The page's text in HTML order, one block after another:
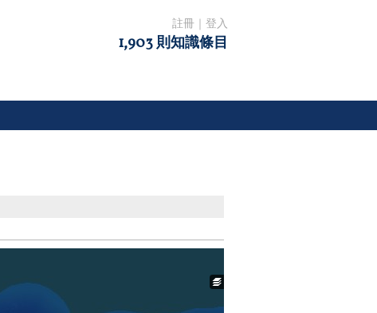
註冊 登入
1,903 則知識條目